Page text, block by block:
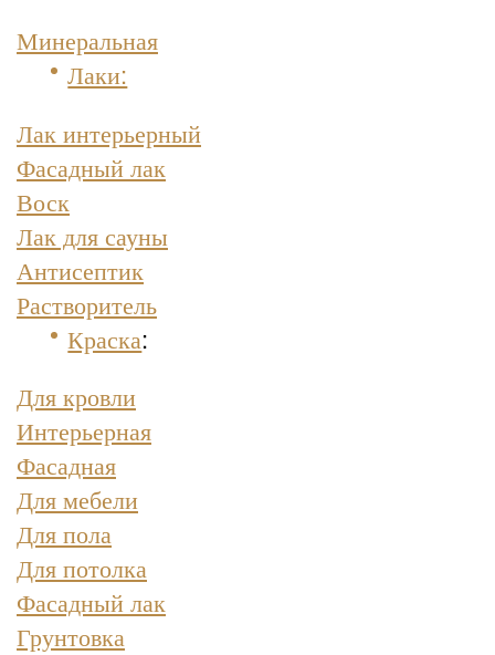
Минеральная
Лаки:
Лак интерьерный
Фасадный лак
Воск
Лак для сауны
Антисептик
Растворитель
Краска:
Для кровли
Интерьерная
Фасадная
Для мебели
Для пола
Для потолка
Фасадный лак
Грунтовка